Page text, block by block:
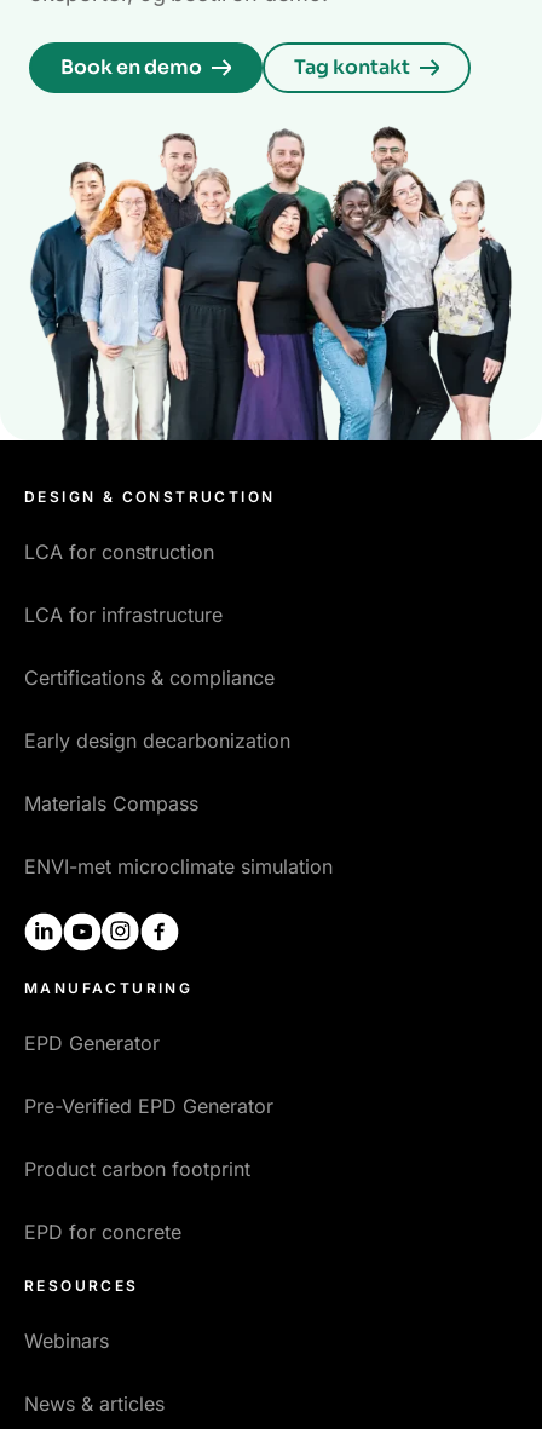
Book en demo Tag kontakt
DESIGN & CONSTRUCTION
LCA for construction
LCA for infrastructure
Certifications & compliance
Early design decarbonization
Materials Compass
ENVI-met microclimate simulation
linkedinyoutubeinstagram
MANUFACTURING
EPD Generator
Pre-Verified EPD Generator
Product carbon footprint
EPD for concrete
RESOURCES
Webinars
News & articles